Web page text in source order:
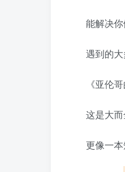
能解决
遇到的大
《亚伦
这是大
更像一